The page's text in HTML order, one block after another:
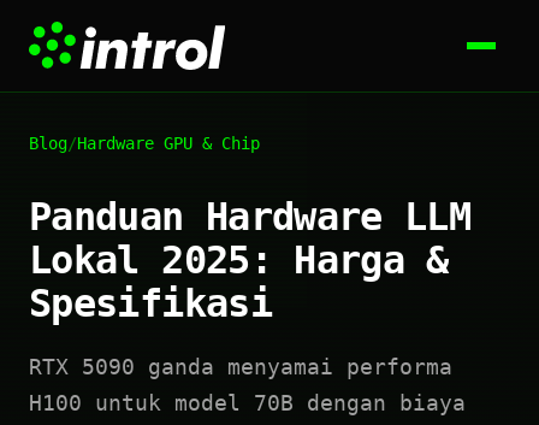
Blog/Hardware GPU & Chip
Panduan Hardware LLM
Lokal 2025: Harga &
Spesifikasi
RTX 5090 ganda menyamai performa
H100 untuk model 70B dengan biaya